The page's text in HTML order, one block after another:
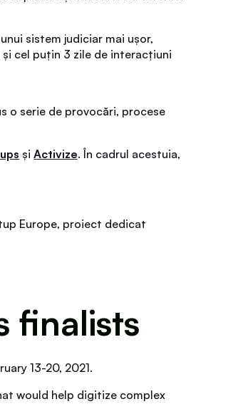
sistem judiciar mai ușor,
cel puțin 3 zile de interacțiuni
o serie de provocări, procese
și Activize. În cadrul acestuia,
Europe, proiect dedicat
finalists
13-20, 2021.
would help digitize complex